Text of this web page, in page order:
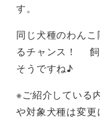
す。
同じ犬種のわんこ
るチャンス！ 飼
そうですね♪
※ご紹介している
や対象犬種は変